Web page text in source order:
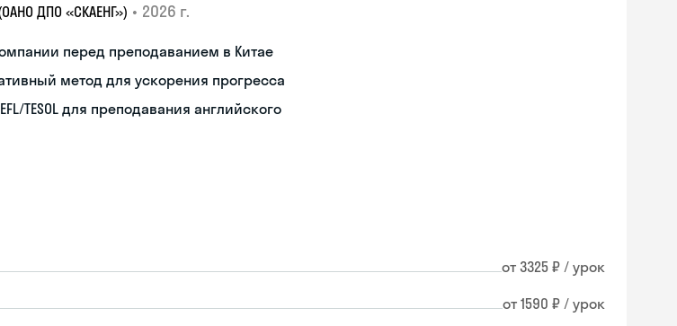
ДПО «СКАЕНГ») • 2026 г.
перед преподаванием в Китае
метод для ускорения прогресса
TESOL для преподавания английского
от 3325 ₽ / урок
от 1590 ₽ / урок